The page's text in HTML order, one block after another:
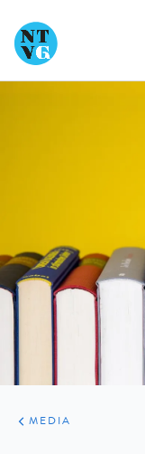
ARTIKELEN
VARIA
MEDIA